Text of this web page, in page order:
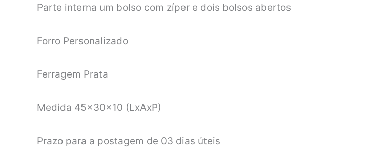
Parte interna um bolso com zíper e dois bolsos abertos
Forro Personalizado
Ferragem Prata
Medida 45x30x10 (LxAxP)
Prazo para a postagem de 03 dias úteis